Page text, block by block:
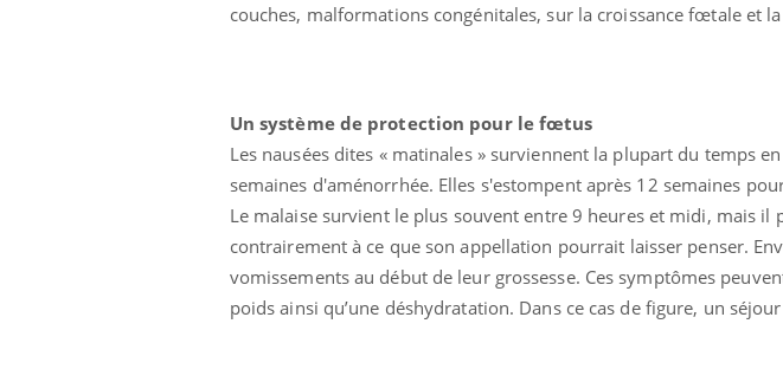
couches, malformations congénitales, sur la croissance fœtale et
Un système de protection pour le fœtus
Les nausées dites « matinales » surviennent la plupart du temps
semaines d'aménorrhée. Elles s'estompent après 12 semaines
Le malaise survient le plus souvent entre 9 heures et midi, mais il
contrairement à ce que son appellation pourrait laisser penser.
vomissements au début de leur grossesse. Ces symptômes
poids ainsi qu’une déshydratation. Dans ce cas de figure, un séjour